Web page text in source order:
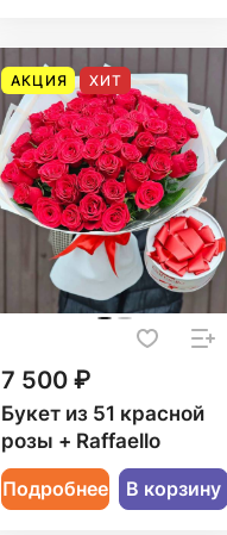
АКЦИЯ ХИТ
7 500 ₽
Букет из 51 красной
розы + Raffaello
Подробнее В корзину